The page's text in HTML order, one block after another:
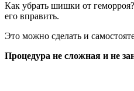
Как убрать шишки от
его вправить.
Это можно сделать и
Процедура не сложная и не